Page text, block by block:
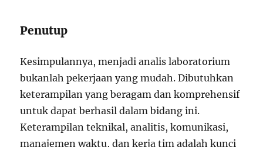
Penutup
Kesimpulannya, menjadi analis laboratorium
bukanlah pekerjaan yang mudah. Dibutuhkan
keterampilan yang beragam dan komprehensif
untuk dapat berhasil dalam bidang ini.
Keterampilan teknikal, analitis, komunikasi,
manajemen waktu, dan kerja tim adalah kunci